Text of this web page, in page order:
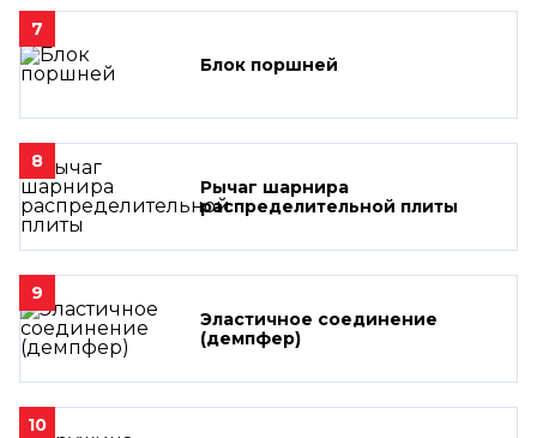
7
Блок поршней
8
Рычаг шарнира
распределительной плиты
9
Эластичное соединение
(демпфер)
10